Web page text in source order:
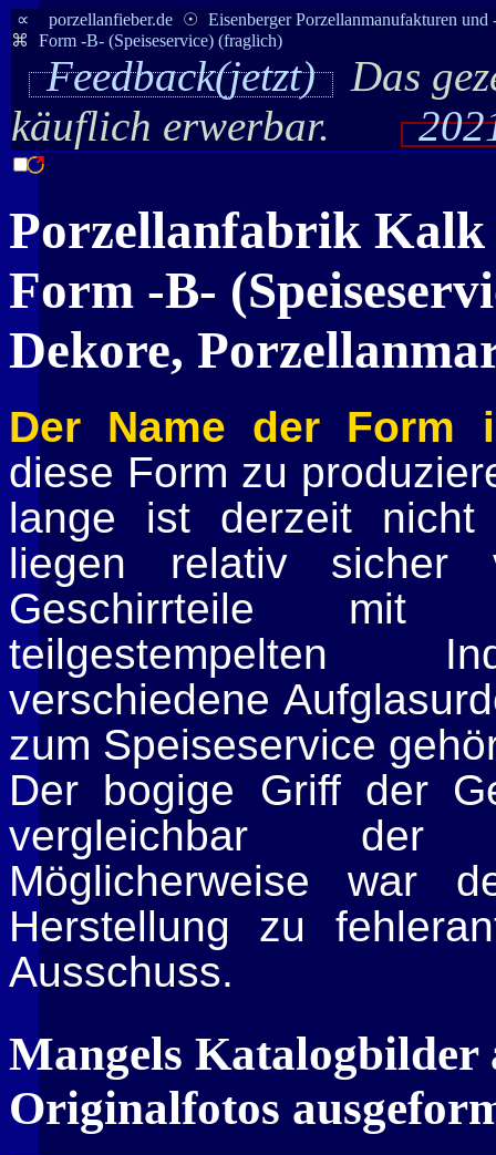
∝ porzellanfieber.de ☉ Eisenberger Porzellanmanufakturen und
⌘
Form -B- (Speiseservice) (fraglich)
Feedback(jetzt)
Das
käuflich erwerbar.
Porzellanfabrik Kalk
Form -B-
Dekore,
Der Name der Form
diese Form zu
lange ist derzeit
liegen relativ sicher
Geschirrteile mit
teilgestempelten
verschiedene
zum Speiseservice
Der bogige Griff der
vergleichbar der
Möglicherweise war
Herstellung zu
Ausschuss.
Mangels Katalogbilder
Originalfotos